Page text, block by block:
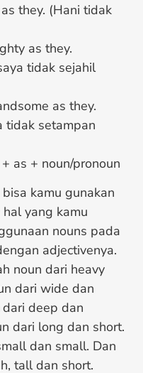
they. (Hani tidak
as they.
tidak sejahil
as they.
tidak setampan
as + noun/pronoun
kamu gunakan
yang kamu
nouns pada
adjectivenya.
noun dari heavy
dari wide dan
deep dan
dari long dan short.
dan small. Dan
tall dan short.